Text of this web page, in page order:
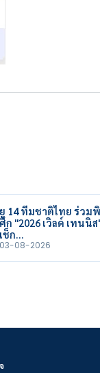
ยู 14 ทีมชาติไทย ร่วม
ศึก "2026 เวิลด์ เทนนิ
เช็ก…
03-08-2026